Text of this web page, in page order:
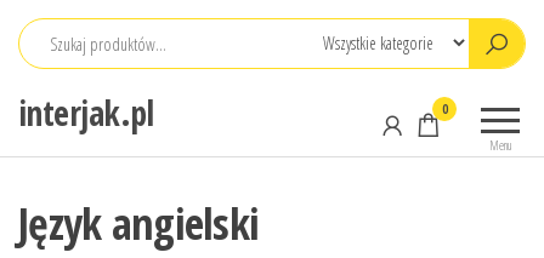
Przejdź
interjak.pl
Menu
0
Język angielski